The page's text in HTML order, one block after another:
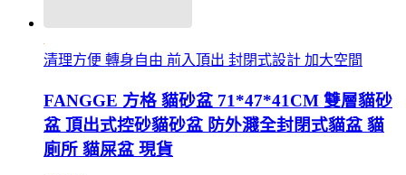
清理方便 轉身自由 前入頂出 封閉式設計 加大空間
FANGGE 方格 貓砂盆 71*47*41CM 雙層貓砂
盆 頂出式控砂貓砂盆 防外濺全封閉式貓盆 貓
廁所 貓屎盆 現貨